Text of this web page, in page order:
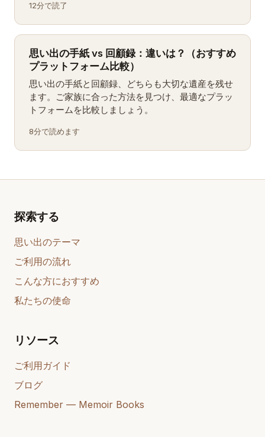
済み。
12分で読了
思い出の手紙 vs 回顧録：違いは？（おすすめ
プラットフォーム比較）
思い出の手紙と回顧録、どちらも大切な遺産を残せ
ます。ご家族に合った方法を見つけ、最適なプラッ
トフォームを比較しましょう。
8分で読めます
探索する
思い出のテーマ
ご利用の流れ
こんな方におすすめ
私たちの使命
リソース
ご利用ガイド
ブログ
Remember — Memoir Books